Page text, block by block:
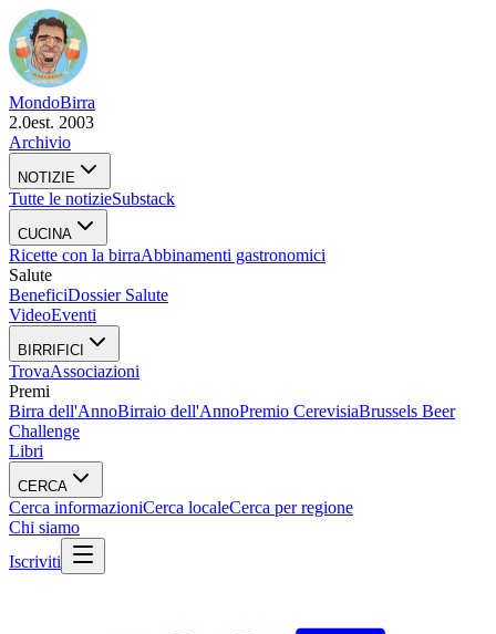
MondoBirra
2.0est. 2003
Archivio
NOTIZIE
Tutte le notizieSubstack
CUCINA
Ricette con la birraAbbinamenti gastronomici
Salute
BeneficiDossier Salute
VideoEventi
BIRRIFICI
TrovaAssociazioni
Premi
Birra dell'AnnoBirraio dell'AnnoPremio CerevisiaBrussels Beer
Challenge
Libri
CERCA
Cerca informazioniCerca localeCerca per regione
Chi siamo
Iscriviti